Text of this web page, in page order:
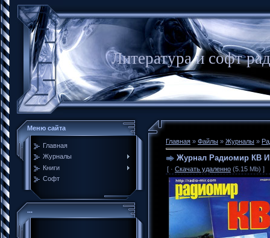
Литература и софт
Меню сайта
Главная
Журналы
Книги
Софт
...
Главная » Файлы » Журналы »
Журнал Радиомир КВ
[ · Скачать удаленно (5.15 Mb) ]